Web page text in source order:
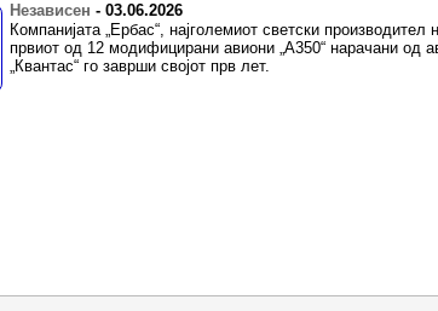
Независен - 03.06.2026
Компанијата „Ербас“, најголемиот светски производител
првиот од 12 модифицирани авиони „А350“ нарачани од
„Квантас“ го заврши својот прв лет.